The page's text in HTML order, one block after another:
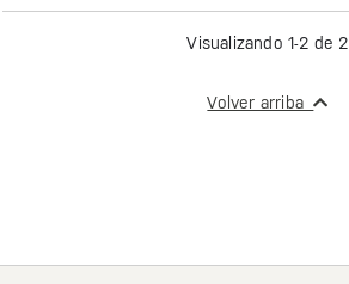
Visualizando 1-2 de 2
Volver arriba